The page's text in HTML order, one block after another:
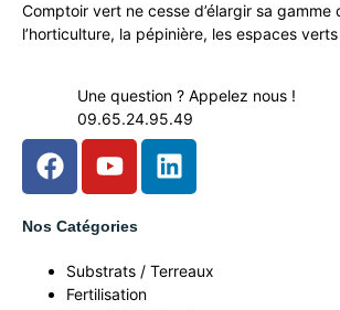
Comptoir vert ne cesse d’élargir sa
l’horticulture, la pépinière, les espaces
Une question ? Appelez nous !
09.65.24.95.49
Nos Catégories
Substrats / Terreaux
Fertilisation